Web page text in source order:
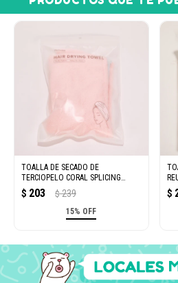
TOALLA DE SECADO DE
TERCIOPELO CORAL SPLICING
(ROSA Y AZUL)
$ 203 $ 239
15% OFF
$